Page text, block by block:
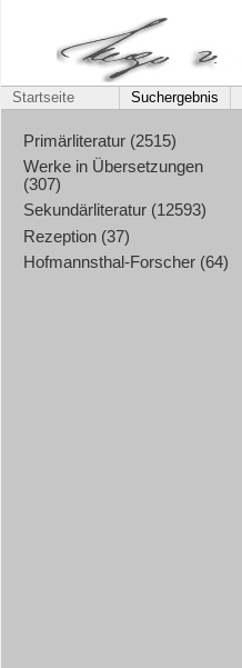
Startseite Suchergebnis
Primärliteratur (2515)
Werke in Übersetzungen
(307)
Sekundärliteratur (12593)
Rezeption (37)
Hofmannsthal-Forscher (64)